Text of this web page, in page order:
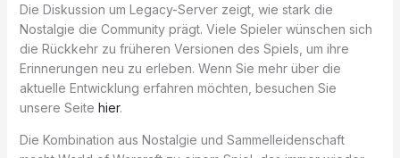
Die Diskussion um Legacy-Server zeigt, wie stark die
Nostalgie die Community prägt. Viele Spieler wünschen sich
die Rückkehr zu früheren Versionen des Spiels, um ihre
Erinnerungen neu zu erleben. Wenn Sie mehr über die
aktuelle Entwicklung erfahren möchten, besuchen Sie
unsere Seite hier.
Die Kombination aus Nostalgie und Sammelleidenschaft